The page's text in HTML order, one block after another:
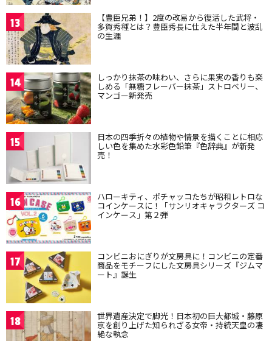
13 【豊臣兄弟！】2度の改易から復活した武将・
多賀秀種とは？豊臣秀長に仕えた半年間と波乱
の生涯
14 しっかり抹茶の味わい、さらに果実の香りも楽
しめる「無糖フレーバー抹茶」ストロベリー、
マンゴー新発売
15 日本の四季折々の植物や情景を描くことに相応
しい色を集めた水彩色鉛筆『色辞典』が新発
売！
16 ハローキティ、ポチャッコたちが昭和レトロな
コインケースに！「サンリオキャラクターズ コ
インケース」第２弾
17 コンビニおにぎりが文房具に！コンビニの定番
商品をモチーフにした文房具シリーズ『ジムマ
ート』誕生
18 世界遺産決定で脚光！日本初の巨大都城・藤原
京を創り上げた知られざる女帝・持統天皇の凄
絶な執念